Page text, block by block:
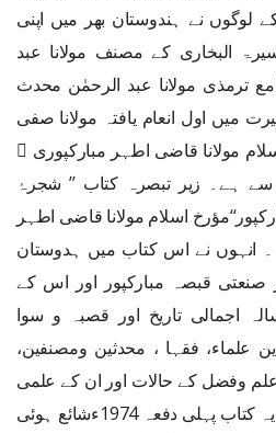
نے ہندوستان بھر میں اپنی
البخاری کے مصنف مولانا عبد
ترمذی مولانا عبد الرحمٰن محدث
میں اول انعام یافتہ مولانا صفی
مولانا قاضی اطہر مبارکپوری ﷭
سے ہے۔ زیر تبصرہ کتاب ’’ شجرۂ
اسلام مولانا قاضی اطہر
انہوں نے اس کتاب میں ہدوستان
قبصہ مبارکپور اور اس کے
اجمالی تاریخ اور قصبہ و سوا
علماء، فقہا ، محدثین ومصنفین،
علم وفضل کے حالات اور ان کے علمی
ودینی کارنامے بیان کیے گئے ۔یہ کتاب پہلی دفعہ 1974ءشائع ہوئی